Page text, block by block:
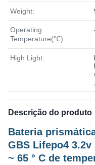
Weight:
Operating
Temperature(℃):
High Light:
Descrição do produto
Bateria
GBS Lifepo4
~ 65 ° C de